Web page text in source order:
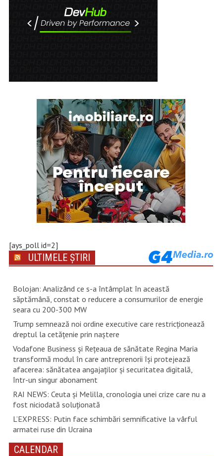
[ays_poll id=2]
ULTIMELE ȘTIRI
Bolojan: Analizând ce s-a întâmplat în această
săptămână, constat o reducere a consumurilor de energie
seara cu 200-300 MW
Trump semnează noi ordine executive care restricţionează
dreptul la cetăţenie prin naştere
Vodafone Business și Rețeaua de sănătate Regina Maria
transformă modul în care antreprenorii își protejează
afacerea: sănătatea angajaților și securitatea digitală,
într-un singur abonament
RAI NEWS: Ceuta și Melilla, cronologia unei crize care nu a
fost niciodată soluționată
L’EXPRESS: Putin face schimbări semnificative la vârful
armatei ruse din Ucraina
CALENDAR